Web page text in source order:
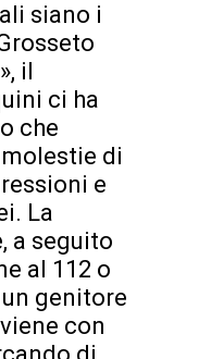
siano i
il
ci ha
che
di
e
La
a seguito
al 112 o
genitore
con